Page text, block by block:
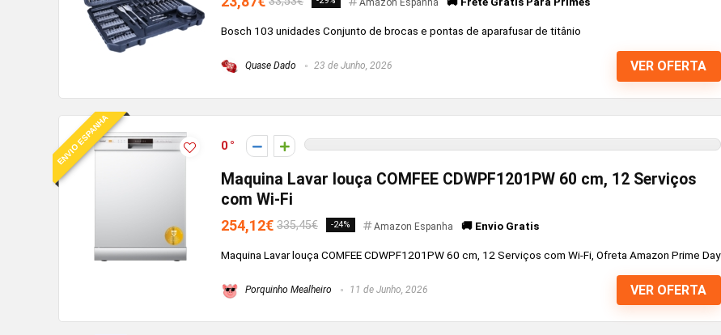
Amazon Espanha
Bosch 103 unidades Conjunto de brocas e pontas de aparafusar de titânio
Quase Dado 23 de Junho, 2026 VER OFERTA
ENVIO ESPANHA 0
Maquina Lavar louça COMFEE CDWPF1201PW 60 cm, 12 Serviços
com Wi-Fi
254,12€ 335,45€ -24% Amazon Espanha 🚚 Envio Gratis
Maquina Lavar louça COMFEE CDWPF1201PW 60 cm, 12 Serviços com Wi-Fi, Ofreta Amazon Prime Day
Porquinho Mealheiro 11 de Junho, 2026 VER OFERTA